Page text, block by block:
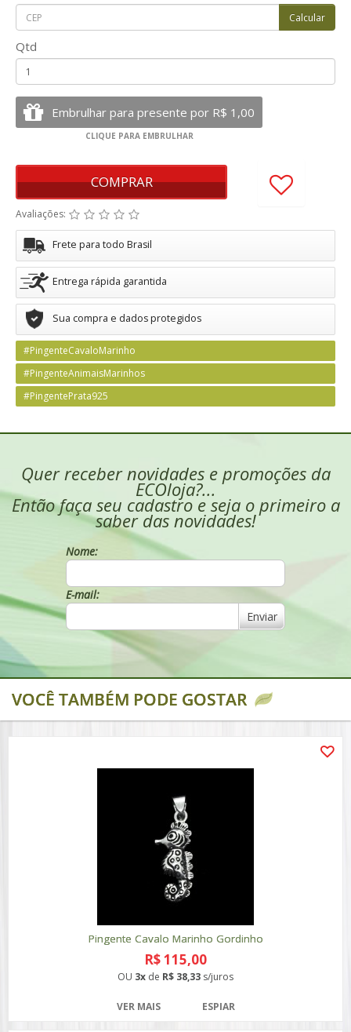
Qtd
COMPRAR
Avaliações:
Frete para todo Brasil
Entrega rápida garantida
Sua compra e dados protegidos
#PingenteCavaloMarinho
#PingenteAnimaisMarinhos
#PingentePrata925
Quer receber novidades e promoções da
ECOloja?...
Então faça seu cadastro e seja o primeiro a
saber das novidades!
Nome:
E-mail:
Enviar
VOCÊ TAMBÉM PODE GOSTAR
Pingente Cavalo Marinho Gordinho
R$ 115,00
OU 3x de R$ 38,33 s/juros
VER MAIS ESPIAR